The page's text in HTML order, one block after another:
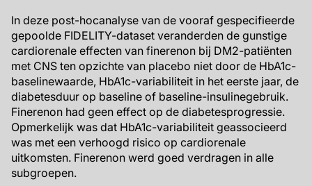
In deze post-hocanalyse van de vooraf gespecifieerde
gepoolde FIDELITY-dataset veranderden de gunstige
cardiorenale effecten van finerenon bij DM2-patiënten
met CNS ten opzichte van placebo niet door de HbA1c-
baselinewaarde, HbA1c-variabiliteit in het eerste jaar, de
diabetesduur op baseline of baseline-insulinegebruik.
Finerenon had geen effect op de diabetesprogressie.
Opmerkelijk was dat HbA1c-variabiliteit geassocieerd
was met een verhoogd risico op cardiorenale
uitkomsten. Finerenon werd goed verdragen in alle
subgroepen.